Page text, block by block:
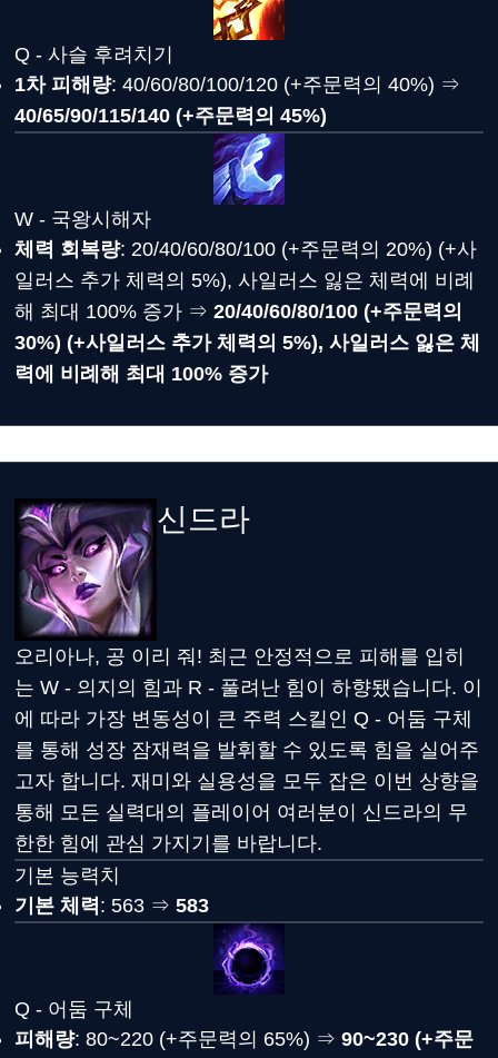
Q - 사슬 후려치기
1차 피해량: 40/60/80/100/120 (+주문력의 40%) ⇒
40/65/90/115/140 (+주문력의 45%)
W - 국왕시해자
체력 회복량: 20/40/60/80/100 (+주문력의 20%) (+사
일러스 추가 체력의 5%), 사일러스 잃은 체력에 비례
해 최대 100% 증가 ⇒ 20/40/60/80/100 (+주문력의
30%) (+사일러스 추가 체력의 5%), 사일러스 잃은 체
력에 비례해 최대 100% 증가
신드라
오리아나, 공 이리 줘! 최근 안정적으로 피해를 입히
는 W - 의지의 힘과 R - 풀려난 힘이 하향됐습니다. 이
에 따라 가장 변동성이 큰 주력 스킬인 Q - 어둠 구체
를 통해 성장 잠재력을 발휘할 수 있도록 힘을 실어주
고자 합니다. 재미와 실용성을 모두 잡은 이번 상향을
통해 모든 실력대의 플레이어 여러분이 신드라의 무
한한 힘에 관심 가지기를 바랍니다.
기본 능력치
기본 체력: 563 ⇒ 583
Q - 어둠 구체
피해량: 80~220 (+주문력의 65%) ⇒ 90~230 (+주문